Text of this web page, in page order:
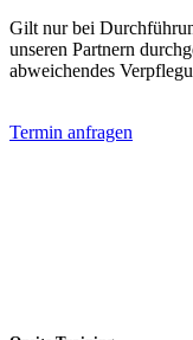
Gilt nur bei
unseren Partnern
abweichendes
Termin anfragen